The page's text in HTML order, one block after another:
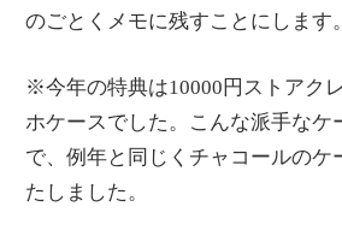
のごとくメモに残すことにします。
※今年の特典は10000円ストアク
ホケースでした。こんな派手なケ
で、例年と同じくチャコールのケ
たしました。